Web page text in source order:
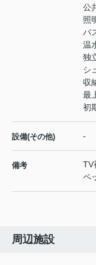
公
照
バ
温
独
シ
収
最
初
設備(その他) -
備考
TV
ペ
周辺施設